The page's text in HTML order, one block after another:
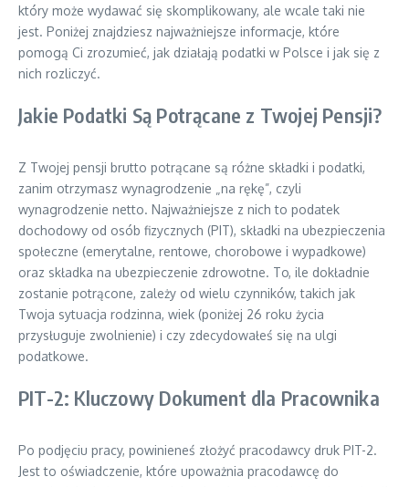
który może wydawać się skomplikowany, ale wcale taki nie
jest. Poniżej znajdziesz najważniejsze informacje, które
pomogą Ci zrozumieć, jak działają podatki w Polsce i jak się z
nich rozliczyć.
Jakie Podatki Są Potrącane z Twojej Pensji?
Z Twojej pensji brutto potrącane są różne składki i podatki,
zanim otrzymasz wynagrodzenie „na rękę”, czyli
wynagrodzenie netto. Najważniejsze z nich to podatek
dochodowy od osób fizycznych (PIT), składki na ubezpieczenia
społeczne (emerytalne, rentowe, chorobowe i wypadkowe)
oraz składka na ubezpieczenie zdrowotne. To, ile dokładnie
zostanie potrącone, zależy od wielu czynników, takich jak
Twoja sytuacja rodzinna, wiek (poniżej 26 roku życia
przysługuje zwolnienie) i czy zdecydowałeś się na ulgi
podatkowe.
PIT-2: Kluczowy Dokument dla Pracownika
Po podjęciu pracy, powinieneś złożyć pracodawcy druk PIT-2.
Jest to oświadczenie, które upoważnia pracodawcę do